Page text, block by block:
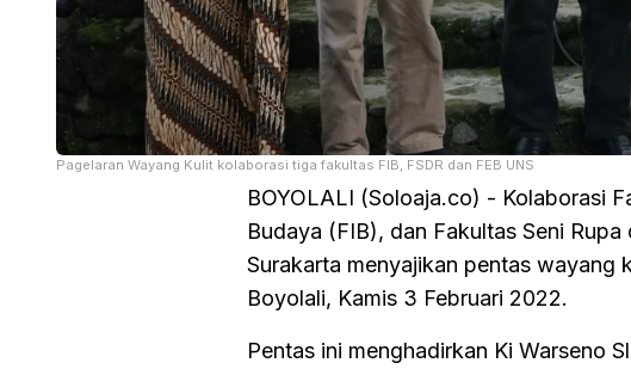
Pagelaran Wayang Kulit kolaborasi tiga fakultas FIB, FSDR dan FEB UNS
BOYOLALI (Soloaja.co) - Kolaborasi
Budaya (FIB), dan Fakultas Seni
Surakarta menyajikan pentas wayang
Boyolali, Kamis 3 Februari 2022.
Pentas ini menghadirkan Ki Warseno